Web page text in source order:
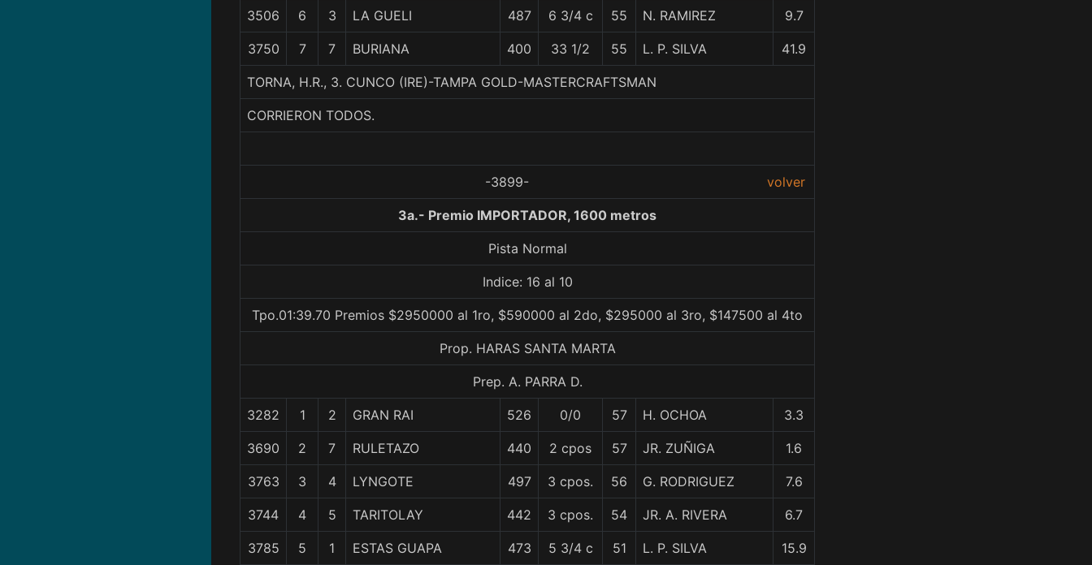
3506 6 3 LA GUELI 487 6 3/4 c 55 N. RAMIREZ 9.7
3750 7 7 BURIANA 400 33 1/2 55 L. P. SILVA 41.9
TORNA, H.R., 3. CUNCO (IRE)-TAMPA GOLD-MASTERCRAFTSMAN
CORRIERON TODOS.
-3899- volver
3a.- Premio IMPORTADOR, 1600 metros
Pista Normal
Indice: 16 al 10
Tpo.01:39.70 Premios $2950000 al 1ro, $590000 al 2do, $295000 al 3ro, $147500 al 4to
Prop. HARAS SANTA MARTA
Prep. A. PARRA D.
3282 1 2 GRAN RAI 526 0/0 57 H. OCHOA 3.3
3690 2 7 RULETAZO 440 2 cpos 57 JR. ZUÑIGA 1.6
3763 3 4 LYNGOTE 497 3 cpos. 56 G. RODRIGUEZ 7.6
3744 4 5 TARITOLAY 442 3 cpos. 54 JR. A. RIVERA 6.7
3785 5 1 ESTAS GUAPA 473 5 3/4 c 51 L. P. SILVA 15.9